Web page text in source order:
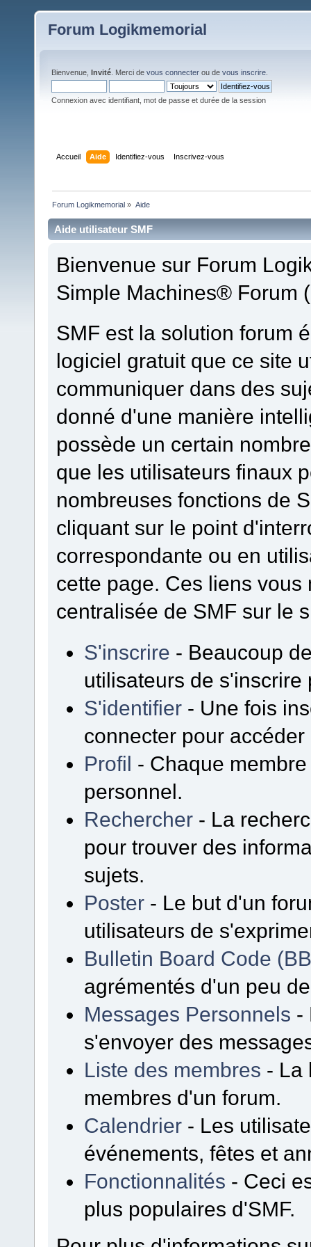
Forum Logikmemorial
Bienvenue, Invité . Merci de vous connecter ou de vous inscrire
Connexion avec identifiant, mot de passe et durée de la session
Accueil Aide Identifiez-vous Inscrivez-vous
Forum Logikmemorial » Aide
Aide utilisateur SMF
Bienvenue sur Forum
Simple Machines® Forum
SMF est la solution forum
logiciel gratuit que ce site
communiquer dans des
donné d'une manière
possède un certain
que les utilisateurs finaux
nombreuses fonctions de
cliquant sur le point
correspondante ou en
cette page. Ces liens
centralisée de SMF sur le
S'inscrire - Beaucoup
utilisateurs de
S'identifier - Une fois
connecter pour
Profil - Chaque
personnel.
Rechercher - La
pour trouver des
sujets.
Poster - Le but d'un
utilisateurs de
Bulletin Board Code
agrémentés d'un peu
Messages Personnels -
s'envoyer des
Liste des membres - La
membres d'un forum.
Calendrier - Les
événements, fêtes et
Fonctionnalités - Ceci
plus populaires d'SMF.